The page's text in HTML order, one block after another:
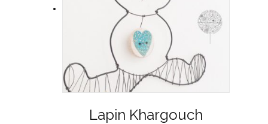
Lapin Khargouch